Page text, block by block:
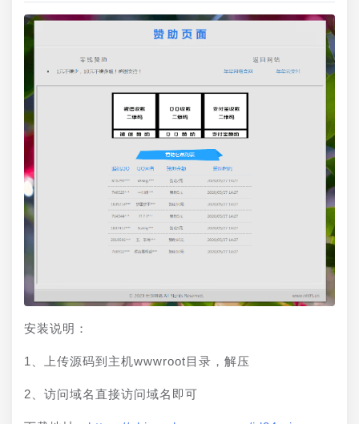
安装说明：
1、上传源码到主机wwwroot目录，解压
2、访问域名直接访问域名即可